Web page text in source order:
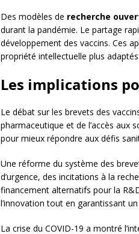
Des modèles de recherche
durant la pandémie. Le partage
développement des vaccins. Ces
propriété intellectuelle plus
Les implications
Le débat sur les brevets des
pharmaceutique et de l’accès aux
pour mieux répondre aux défis
Une réforme du système des
d’urgence, des incitations à la
financement alternatifs pour la
l’innovation tout en garantissant
La crise du COVID-19 a montré